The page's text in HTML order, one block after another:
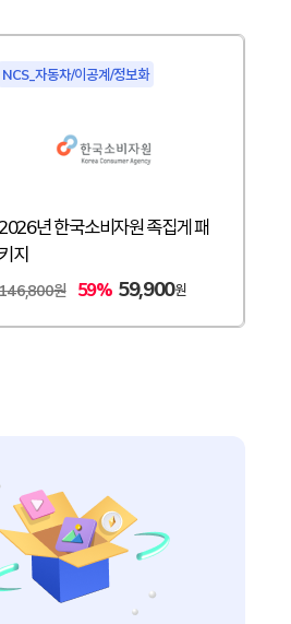
NCS_자동차/이공계/정보화
년 한국소비자원 족집게 패
키지
원 59% 59,900원